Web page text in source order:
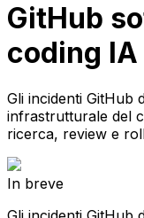
GitHub
coding IA
Gli incidenti GitHub
infrastrutturale del
ricerca, review e
In breve